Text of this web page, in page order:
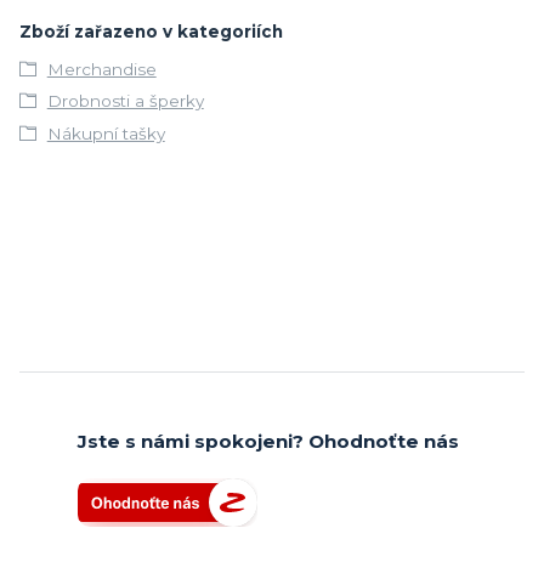
Zboží zařazeno v kategoriích
Merchandise
Drobnosti a šperky
Nákupní tašky
Jste s námi spokojeni? Ohodnoťte nás